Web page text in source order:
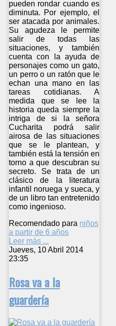
pueden rondar cuando es
diminuta. Por ejemplo, el
ser atacada por animales.
Su agudeza le permite
salir de todas las
situaciones, y también
cuenta con la ayuda de
personajes como un gato,
un perro o un ratón que le
echan una mano en las
tareas cotidianas. A
medida que se lee la
historia queda siempre la
intriga de si la señora
Cucharita podrá salir
airosa de las situaciones
que se le plantean, y
también está la tensión en
torno a que descubran su
secreto. Se trata de un
clásico de la literatura
infantil noruega y sueca, y
de un libro tan entretenido
como ingenioso.
Recomendado para niños
a partir de 6 años
Leer más ...
Jueves, 10 Abril 2014
23:35
Rosa va a la
guardería